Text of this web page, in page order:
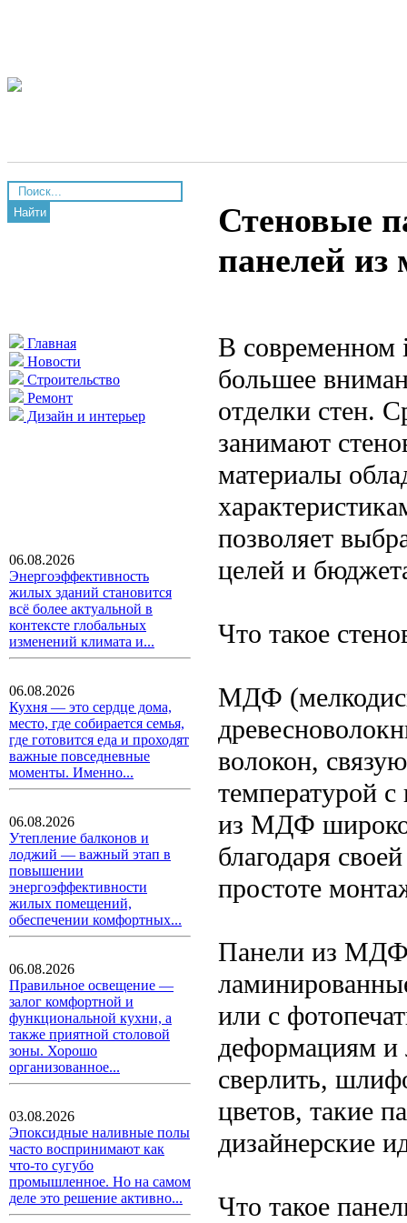
Найти
Главная
Новости
Строительство
Ремонт
Дизайн и интерьер
06.08.2026
Энергоэффективность
жилых зданий становится
всё более актуальной в
контексте глобальных
изменений климата и...
06.08.2026
Кухня — это сердце дома,
место, где собирается семья,
где готовится еда и проходят
важные повседневные
моменты. Именно...
06.08.2026
Утепление балконов и
лоджий — важный этап в
повышении
энергоэффективности
жилых помещений,
обеспечении комфортных...
06.08.2026
Правильное освещение —
залог комфортной и
функциональной кухни, а
также приятной столовой
зоны. Хорошо
организованное...
03.08.2026
Эпоксидные наливные полы
часто воспринимают как
что-то сугубо
промышленное. Но на самом
деле это решение активно...
Стеновые
панелей из
В современном
большее
отделки стен.
занимают
материалы
позволяет
целей и
Что такое
МДФ
волокон,
температурой
из МДФ широко
благодаря
простоте
Панели из МДФ
или с
деформациям и
сверлить,
цветов, такие
дизайнерские
Что такое